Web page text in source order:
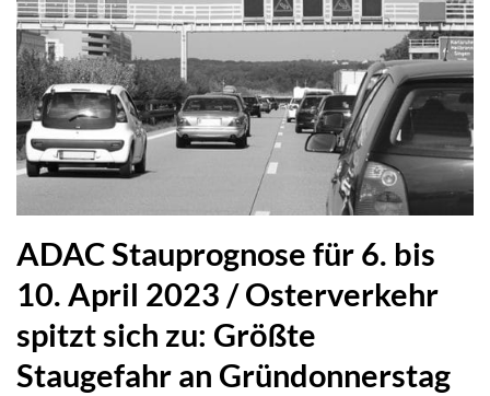
ADAC Stauprognose für 6. bis
10. April 2023 / Osterverkehr
spitzt sich zu: Größte
Staugefahr an Gründonnerstag